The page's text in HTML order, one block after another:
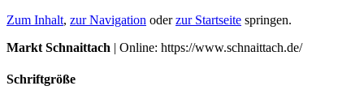
Zum Inhalt, zur Navigation oderzur Startseite springen.
Markt Schnaittach | Online: https://www.schnaittach.de/
Schriftgröße